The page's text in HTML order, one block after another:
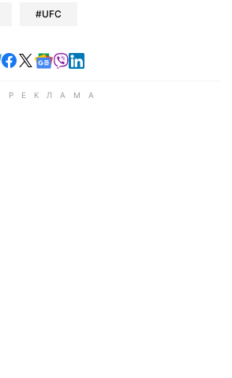
UFC
Читайте у Telegram
Читайте у Facebook
Читайте у X
Читайте у Google news
Читайте у Viber
Читайте у LinkedIn